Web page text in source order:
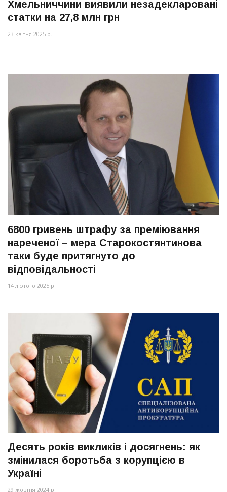
Хмельниччини виявили незадекларовані
статки на 27,8 млн грн
23 квітня 2025 р.
6800 гривень штрафу за преміювання
нареченої – мера Старокостянтинова
таки буде притягнуто до
відповідальності
14 лютого 2025 р.
Десять років викликів і досягнень: як
змінилася боротьба з корупцією в
Україні
29 жовтня 2024 р.